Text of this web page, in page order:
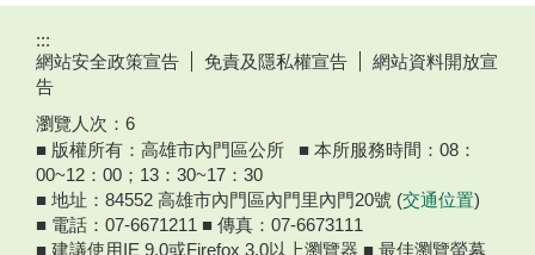
:::
網站安全政策宣告
免責及隱私權宣告
網站資料開放宣
告
瀏覽人次： 6
■ 版權所有：高雄市內門區公所 ■ 本所服務時間：08：
00~12：00；13：30~17：30
■ 地址：84552 高雄市內門區內門里內門20號 (交通位置)
■ 電話：07-6671211 ■ 傳真：07-6673111
■ 建議使用IE 9.0或Firefox 3.0以上瀏覽器 ■ 最佳瀏覽螢幕